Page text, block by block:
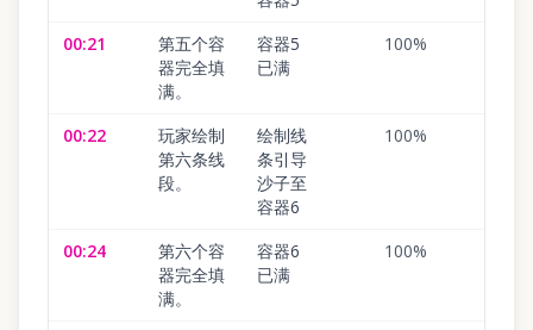
00:21
第五个容
器完全填
满。
容器5
已满
100%
00:22
玩家绘制
第六条线
段。
绘制线
条引导
沙子至
容器6
100%
00:24
第六个容
器完全填
满。
容器6
已满
100%